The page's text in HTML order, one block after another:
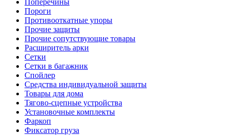
Поперечины
Пороги
Противооткатные упоры
Прочие защиты
Прочие сопутствующие товары
Расширитель арки
Сетки
Сетки в багажник
Спойлер
Средства индивидуальной защиты
Товары для дома
Тягово-сцепные устройства
Установочные комплекты
Фаркоп
Фиксатор груза